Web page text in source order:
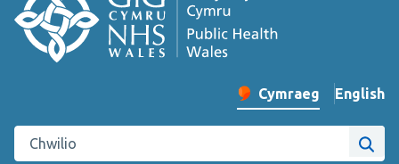
Newid iaith y wefan
Cymraeg English
–
Chwilio gwefan Iechyd Cyhoeddus Cymru